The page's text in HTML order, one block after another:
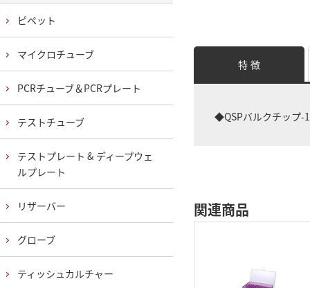
特 徴
◆QSPバルクチップ-
関連商品
ピペット
マイクロチューブ
PCRチューブ＆PCRプレート
テストチューブ
テストプレート & ディープウェ
ルプレート
リザーバー
グローブ
ティッシュカルチャー